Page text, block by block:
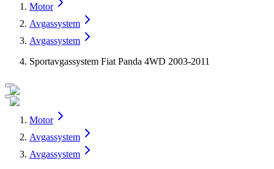
Motor
Avgassystem
Avgassystem
Sportavgassystem Fiat Panda 4WD 2003-2011
Motor
Avgassystem
Avgassystem